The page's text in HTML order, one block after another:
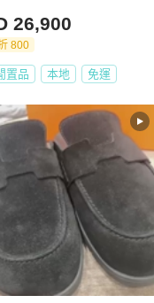
26,900
800
置品 本地 免運